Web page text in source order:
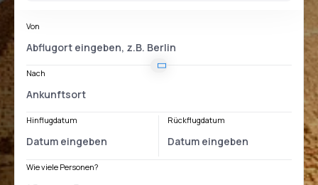
Von
Nach
Hinflugdatum Rückflugdatum
Wie viele Personen?